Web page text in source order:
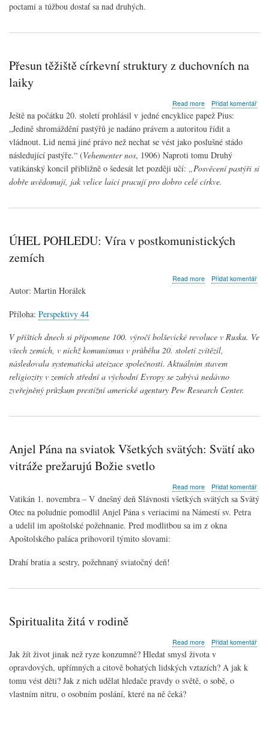
z
poctami a túžbou dostať sa nad druhých.
Přesun těžiště církevní struktury z duchovních na
laiky
Read moreabout
Přesun
těžiště
církevní
struktury
z
na
laiky
Přidat komentář
Ještě na počátku 20. století prohlásil v jedné encyklice papež Pius:
„Jedině shromáždění pastýřů je nadáno právem a autoritou řídit a
vládnout. Lid nemá jiné právo než nechat se vést jako poslušné stádo
následující pastýře.“ (Vehementer nos, 1906) Naproti tomu Druhý
vatikánský koncil přibližně o šedesát let později učí: „Posvěcení pastýři si
dobře uvědomují, jak velice laici pracují pro dobro celé církve.
ÚHEL POHLEDU: Víra v postkomunistických
zemích
Read moreabout
zemích
Přidat komentář
Autor: Martin Horálek
Příloha: Perspektivy 44
V příštích dnech si připomene 100. výročí bolševické revoluce v Rusku. Ve
všech zemích, v nichž komunismus v průběhu 20. století zvítězil,
následovala systematická ateizace společnosti. Aktuálním stavem
religiozity v zemích střední a východní Evropy se zabývá nedávno
zveřejněný průzkum prestižní americké agentury Pew Research Center.
Anjel Pána na sviatok Všetkých svätých: Svätí ako
vitráže prežarujú Božie svetlo
Read moreabout
Anjel
Pána
na
sviatok
prežarujú
Přidat komentář
Vatikán 1. novembra – V dnešný deň Slávnosti všetkých svätých sa Svätý
Otec na poludnie pomodlil Anjel Pána s veriacimi na Námestí sv. Petra
a udelil im apoštolské požehnanie. Pred modlitbou sa im z okna
Apoštolského paláca prihovoril týmito slovami:
Drahí bratia a sestry, požehnaný sviatočný deň!
Spiritualita žitá v rodině
Read moreabout
Spiritualita
v
rodině
Přidat komentář
Jak žít život jinak než ryze konzumně? Hledat smysl života v
opravdových, upřímných a citově bohatých lidských vztazích? A jak k
tomu vést děti? Jak z nich udělat hledače pravdy o světě, o sobě, o
vlastním nitru, o osobním poslání, které na ně čeká?